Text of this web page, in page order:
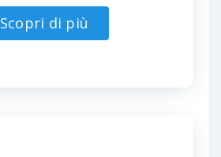
Scopri di più